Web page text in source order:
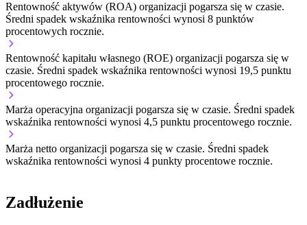
Rentowność aktywów (ROA) organizacji pogarsza się w czasie.
Średni spadek wskaźnika rentowności wynosi 8 punktów
procentowych rocznie.
Rentowność kapitału własnego (ROE) organizacji pogarsza się w
czasie. Średni spadek wskaźnika rentowności wynosi 19,5 punktu
procentowego rocznie.
Marża operacyjna organizacji pogarsza się w czasie. Średni spadek
wskaźnika rentowności wynosi 4,5 punktu procentowego rocznie.
Marża netto organizacji pogarsza się w czasie. Średni spadek
wskaźnika rentowności wynosi 4 punkty procentowe rocznie.
Zadłużenie